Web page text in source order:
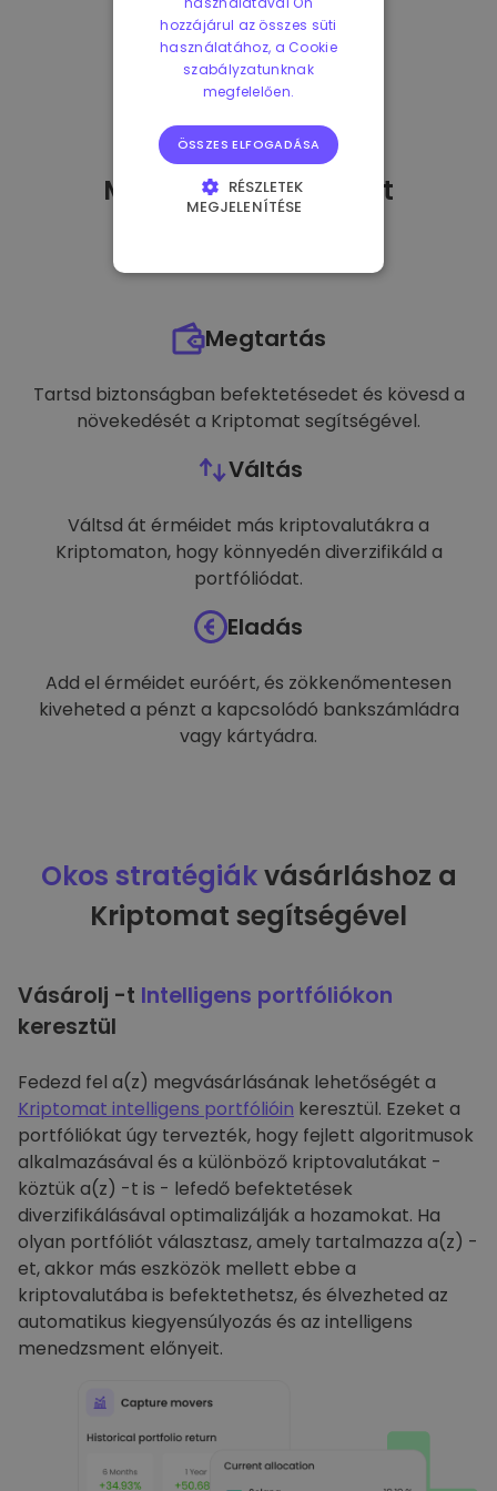
Mit tehetekmiután
-t
Megtartás
Tartsd biztonságban befektetésedet és kövesd a
növekedését a Kriptomat segítségével.
Váltás
Váltsd át érméidet más kriptovalutákra a
Kriptomaton, hogy könnyedén diverzifikáld a
portfóliódat.
Eladás
Add el érméidet euróért, és zökkenőmentesen
kiveheted a pénzt a kapcsolódó bankszámládra
vagy kártyádra.
Okos stratégiákvásárláshoz a
Kriptomat segítségével
Vásárolj -t Intelligens portfóliókon
keresztül
Fedezd fel a(z) megvásárlásának lehetőségét a
Kriptomat intelligens portfólióin keresztül. Ezeket a
portfóliókat úgy tervezték, hogy fejlett algoritmusok
alkalmazásával és a különböző kriptovalutákat -
köztük a(z) -t is - lefedő befektetések
diverzifikálásával optimalizálják a hozamokat. Ha
olyan portfóliót választasz, amely tartalmazza a(z) -
et, akkor más eszközök mellett ebbe a
kriptovalutába is befektethetsz, és élvezheted az
automatikus kiegyensúlyozás és az intelligens
menedzsment előnyeit.
hozzájárul az összes süti
használatához, a Cookie
szabályzatunknak
megfelelően.
ÖSSZES ELFOGADÁSA
RÉSZLETEK
MEGJELENÍTÉSE
CÉLZÁS
FUNKCIONALITÁS